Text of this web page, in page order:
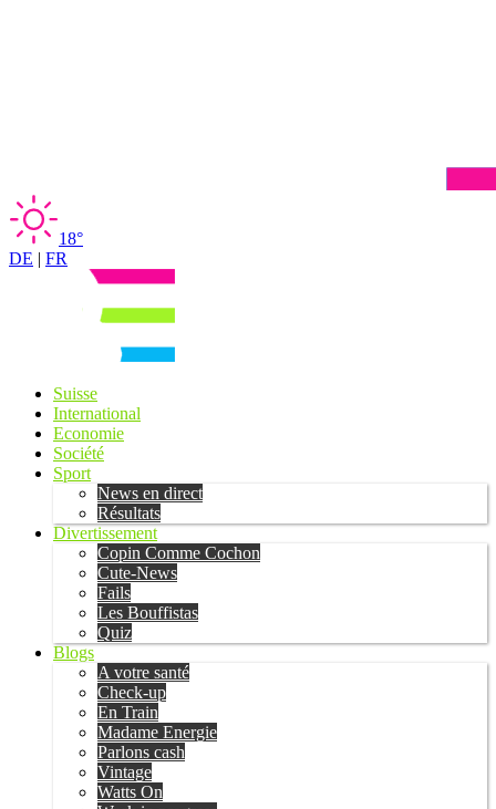
18°
DE | FR
Suisse
International
Economie
Société
Sport
News en direct
Résultats
Divertissement
Copin Comme Cochon
Cute-News
Fails
Les Bouffistas
Quiz
Blogs
A votre santé
Check-up
En Train
Madame Energie
Parlons cash
Vintage
Watts On